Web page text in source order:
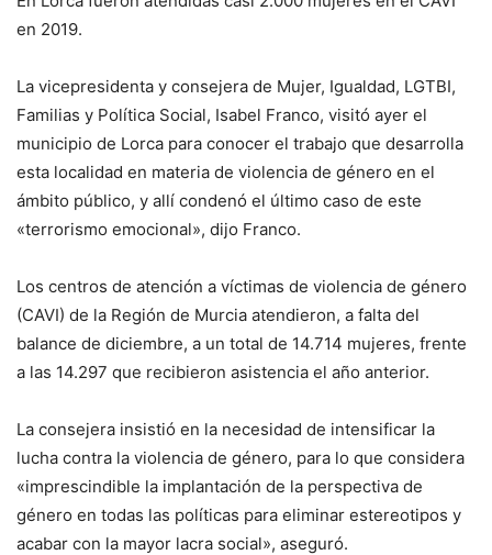
en 2019.
La vicepresidenta y consejera de Mujer, Igualdad, LGTBI,
Familias y Política Social, Isabel Franco, visitó ayer el
municipio de Lorca para conocer el trabajo que desarrolla
esta localidad en materia de violencia de género en el
ámbito público, y allí condenó el último caso de este
«terrorismo emocional», dijo Franco.
Los centros de atención a víctimas de violencia de género
(CAVI) de la Región de Murcia atendieron, a falta del
balance de diciembre, a un total de 14.714 mujeres, frente
a las 14.297 que recibieron asistencia el año anterior.
La consejera insistió en la necesidad de intensificar la
lucha contra la violencia de género, para lo que considera
«imprescindible la implantación de la perspectiva de
género en todas las políticas para eliminar estereotipos y
acabar con la mayor lacra social», aseguró.